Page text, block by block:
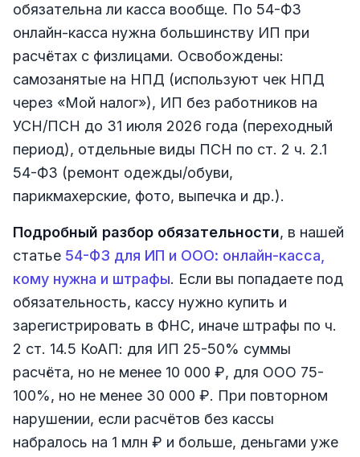
обязательна ли касса вообще. По 54-ФЗ
онлайн-касса нужна большинству ИП при
расчётах с физлицами. Освобождены:
самозанятые на НПД (используют чек НПД
через «Мой налог»), ИП без работников на
УСН/ПСН до 31 июля 2026 года (переходный
период), отдельные виды ПСН по ст. 2 ч. 2.1
54-ФЗ (ремонт одежды/обуви,
парикмахерские, фото, выпечка и др.).
Подробный разбор обязательности, в нашей
статье 54-ФЗ для ИП и ООО: онлайн-касса,
кому нужна и штрафы. Если вы попадаете под
обязательность, кассу нужно купить и
зарегистрировать в ФНС, иначе штрафы по ч.
2 ст. 14.5 КоАП: для ИП 25-50% суммы
расчёта, но не менее 10 000 ₽, для ООО 75-
100%, но не менее 30 000 ₽. При повторном
нарушении, если расчётов без кассы
набралось на 1 млн ₽ и больше, деньгами уже